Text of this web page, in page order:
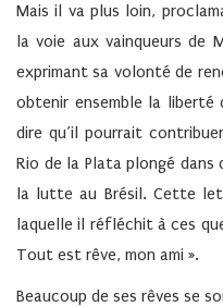
Mais il va plus loin,
la voie aux vainqueurs de
exprimant sa volonté de
obtenir ensemble la liberté
dire qu’il pourrait
Rio de la Plata plongé
la lutte au Brésil. Cette
laquelle il réfléchit à ces
Tout est rêve, mon ami ».
Beaucoup de ses rêves se